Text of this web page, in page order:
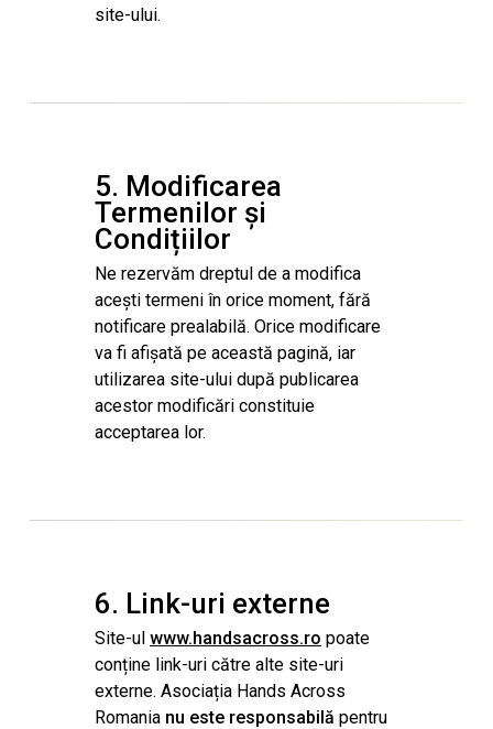
site-ului.
5. Modificarea
Termenilor și
Condițiilor
Ne rezervăm dreptul de a modifica
acești termeni în orice moment, fără
notificare prealabilă. Orice modificare
va fi afișată pe această pagină, iar
utilizarea site-ului după publicarea
acestor modificări constituie
acceptarea lor.
6. Link-uri externe
Site-ul www.handsacross.ro poate
conține link-uri către alte site-uri
externe. Asociația Hands Across
Romania nu este responsabilă pentru